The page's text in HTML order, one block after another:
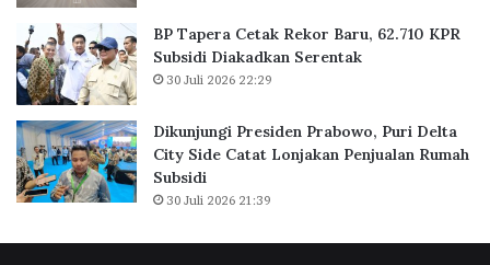
7
1
0
K
P
R
S
u
b
i
BP Tapera Cetak Rekor Baru, 62.710 KPR
Subsidi Diakadkan Serentak
30 Juli 2026 22:29
Dikunjungi Presiden Prabowo, Puri Delta
City Side Catat Lonjakan Penjualan Rumah
Subsidi
30 Juli 2026 21:39